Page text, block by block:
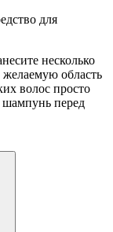
для
несколько
желаемую область
волос просто
шампунь перед